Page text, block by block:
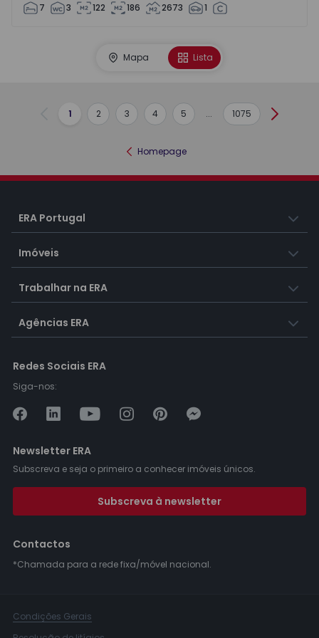
7 3 122 186 2673 1
Mapa Lista
Anterior
1 2 3 4 5 ... 1075
Homepage
ERA Portugal
Imóveis
Trabalhar na ERA
Agências ERA
Redes Sociais ERA
Siga-nos:
Newsletter ERA
Subscreva e seja o primeiro a conhecer imóveis únicos.
Subscreva à newsletter
Contactos
*Chamada para a rede fixa/móvel nacional.
Condições Gerais